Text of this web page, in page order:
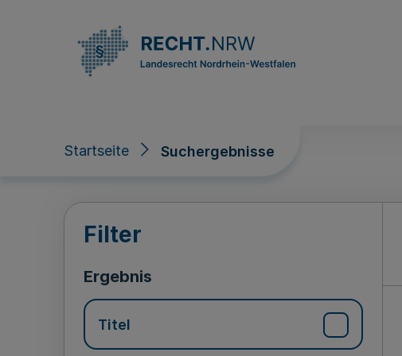
Startseite Suchergebnisse
Suchergebnisse
Filter
Ergebnis
Titel